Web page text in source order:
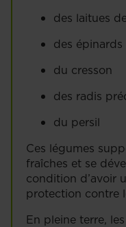
des laitues
des épinards
du cresson
des radis
du persil
Ces légumes
fraîches et se
condition d’avoir
protection contre
En pleine terre,